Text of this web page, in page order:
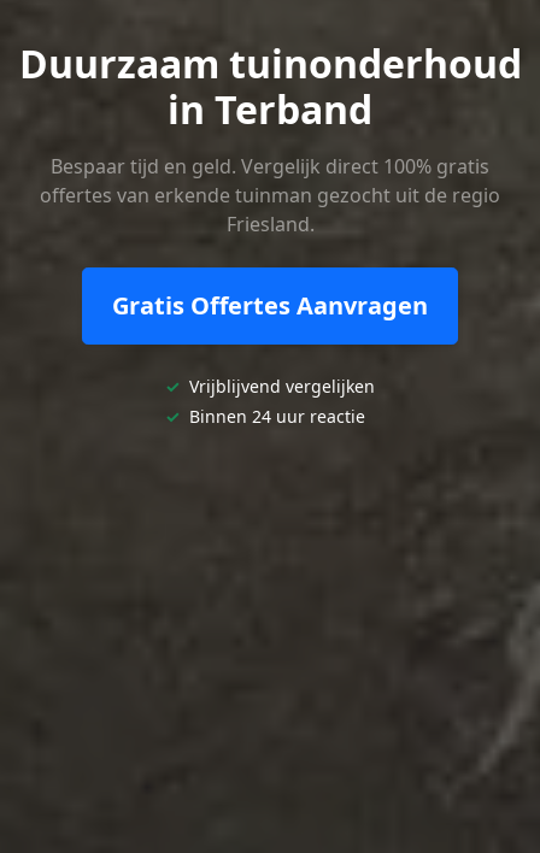
Duurzaam tuinonderhoud
in Terband
Bespaar tijd en geld. Vergelijk direct 100% gratis
offertes van erkende tuinman gezocht uit de regio
Friesland.
Gratis Offertes Aanvragen
✓ Vrijblijvend vergelijken
✓ Binnen 24 uur reactie